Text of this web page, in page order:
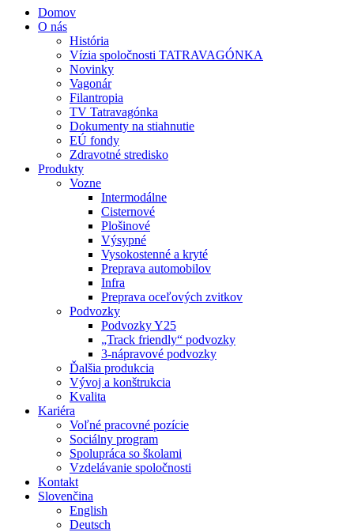
Domov
O nás
História
Vízia spoločnosti TATRAVAGÓNKA
Novinky
Vagonár
Filantropia
TV Tatravagónka
Dokumenty na stiahnutie
EÚ fondy
Zdravotné stredisko
Produkty
Vozne
Intermodálne
Cisternové
Plošinové
Výsypné
Vysokostenné a kryté
Preprava automobilov
Infra
Preprava oceľových zvitkov
Podvozky
Podvozky Y25
„Track friendly“ podvozky
3-nápravové podvozky
Ďalšia produkcia
Vývoj a konštrukcia
Kvalita
Kariéra
Voľné pracovné pozície
Sociálny program
Spolupráca so školami
Vzdelávanie spoločnosti
Kontakt
Slovenčina
English
Deutsch